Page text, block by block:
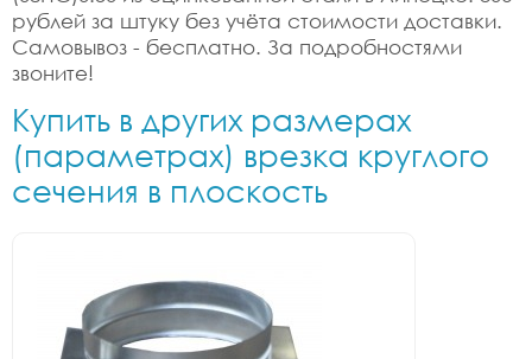
рублей за штуку без учёта стоимости доставки.
Самовывоз - бесплатно. За подробностями
звоните!
Купить в других размерах
(параметрах) врезка круглого
сечения в плоскость